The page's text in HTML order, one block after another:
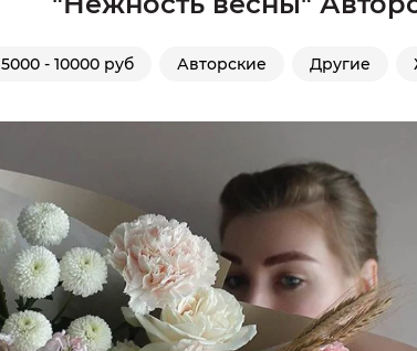
5000 - 10000 руб Авторские Другие